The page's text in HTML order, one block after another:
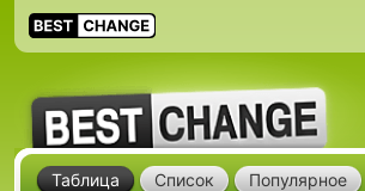
Таблица Список Популярное